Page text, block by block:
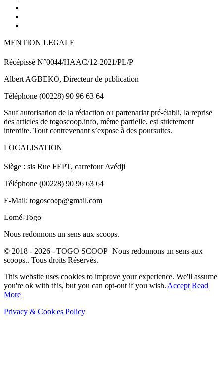
MENTION LEGALE
Récépissé N°0044/HAAC/12-2021/PL/P
Albert AGBEKO, Directeur de publication
Téléphone (00228) 90 96 63 64
Sauf autorisation de la rédaction ou partenariat pré-établi, la reprise
des articles de togoscoop.info, même partielle, est strictement
interdite. Tout contrevenant s’expose à des poursuites.
LOCALISATION
Siège : sis Rue EEPT, carrefour Avédji
Téléphone (00228) 90 96 63 64
E-Mail: togoscoop@gmail.com
Lomé-Togo
Nous redonnons un sens aux scoops.
© 2018 - 2026 - TOGO SCOOP | Nous redonnons un sens aux
scoops.. Tous droits Réservés.
This website uses cookies to improve your experience. We'll assume
you're ok with this, but you can opt-out if you wish. Accept Read
More
Privacy & Cookies Policy